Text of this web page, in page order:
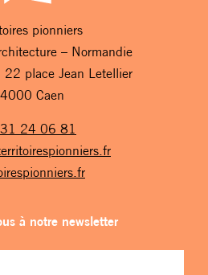
pionniers
– Normandie
22 place Jean Letellier
Caen
24 06 81
à notre newsletter